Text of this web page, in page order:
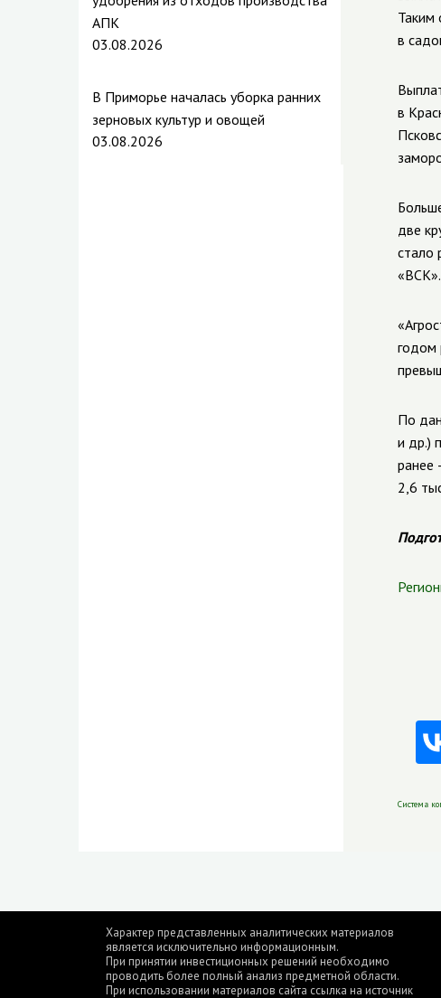
АПК
03.08.2026
В Приморье началась уборка ранних
зерновых культур и овощей
03.08.2026
Таким
в
в
две
стало
годом
По
и др.)
ранее
2,6
Система
Характер представленных аналитических материалов
является исключительно информационным.
При принятии инвестиционных решений необходимо
проводить более полный анализ предметной области.
При использовании материалов сайта ссылка на источник